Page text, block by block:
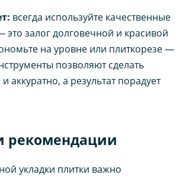
всегда используйте качественные
это залог долговечной и красивой
на уровне или плиткорезе —
позволяют сделать
аккуратно, а результат порадует
рекомендации
укладки плитки важно